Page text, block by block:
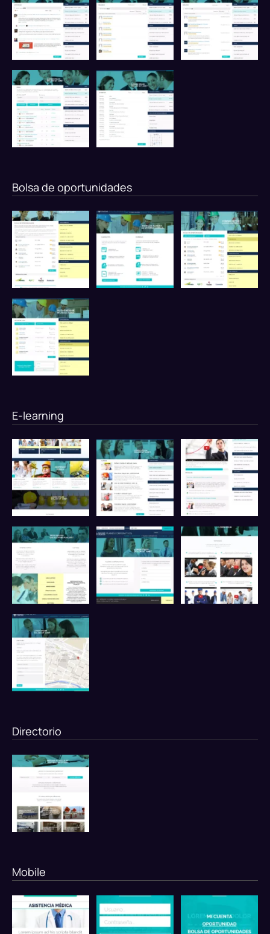
Bolsa de oportunidades
E-learning
Directorio
Mobile